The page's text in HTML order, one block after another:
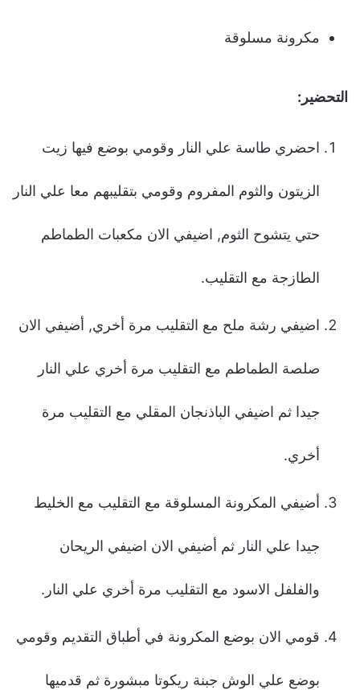
مكرونة مسلوقة
التحضير:
احضري طاسة علي النار وقومي بوضع فيها زيت
الزيتون والثوم المفروم وقومي بتقليبهم معا علي النار
حتي يتشوح الثوم, اضيفي الان مكعبات الطماطم
الطازجة مع التقليب.
اضيفي رشة ملح مع التقليب مرة أخري, أضيفي الان
صلصة الطماطم مع التقليب مرة أخري علي النار
جيدا ثم اضيفي الباذنجان المقلي مع التقليب مرة
أخري.
أضيفي المكرونة المسلوقة مع التقليب مع الخليط
جيدا علي النار ثم أضيفي الان اضيفي الريحان
والفلفل الاسود مع التقليب مرة أخري علي النار.
قومي الان بوضع المكرونة في أطباق التقديم وقومي
بوضع علي الوش جبنة ريكوتا مبشورة ثم قدميها